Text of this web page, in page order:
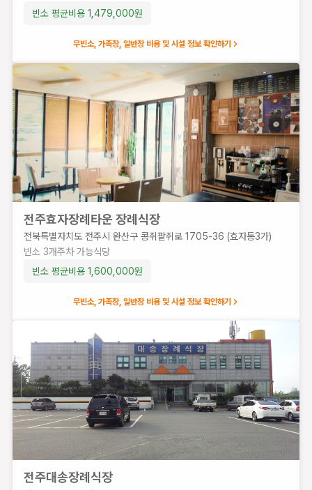
1,600,000
주대송장례식장
빈소 평균비용 1,479,000원
무빈소, 가족장, 일반장 비용 및 시설 정보 확인하기
전주효자장례타운 장례식장
전북특별자치도 전주시 완산구 콩쥐팥쥐로 1705-36 (효자동3가)
빈소 3개주차 가능식당
빈소 평균비용 1,600,000원
무빈소, 가족장, 일반장 비용 및 시설 정보 확인하기
전주대송장례식장